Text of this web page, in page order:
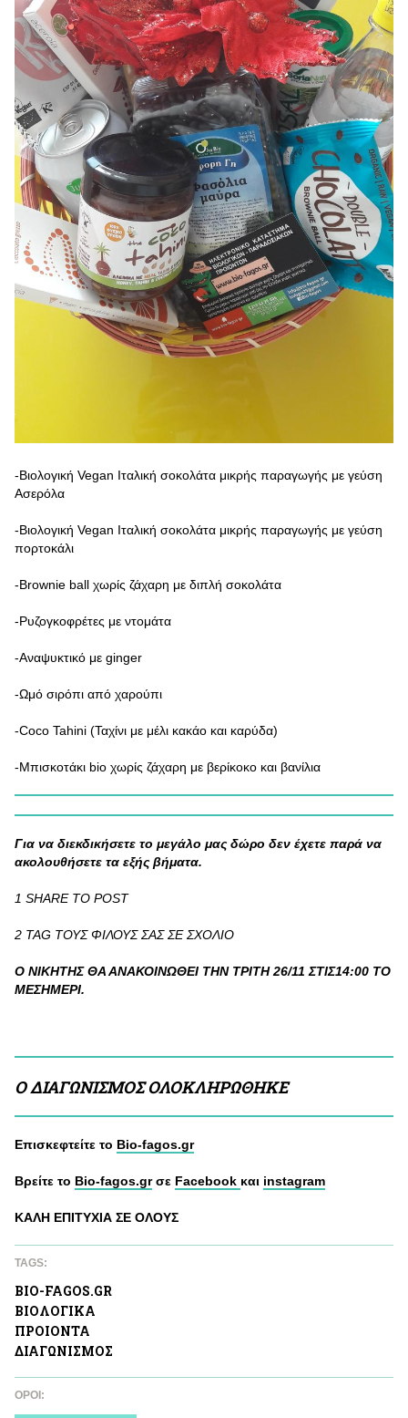
-Βιολογική Vegan Ιταλική σοκολάτα μικρής παραγωγής με γεύση
Ασερόλα
-Βιολογική Vegan Ιταλική σοκολάτα μικρής παραγωγής με γεύση
πορτοκάλι
-Brownie ball χωρίς ζάχαρη με διπλή σοκολάτα
-Ρυζογκοφρέτες με ντομάτα
-Αναψυκτικό με ginger
-Ωμό σιρόπι από χαρούπι
-Coco Tahini (Ταχίνι με μέλι κακάο και καρύδα)
-Μπισκοτάκι bio χωρίς ζάχαρη με βερίκοκο και βανίλια
Για να διεκδικήσετε το μεγάλο μας δώρο δεν έχετε παρά να
ακολουθήσετε τα εξής βήματα.
1 SHARE ΤΟ POST
2 TAG ΤΟΥΣ ΦΙΛΟΥΣ ΣΑΣ ΣΕ ΣΧΟΛΙΟ
Ο ΝΙΚΗΤΗΣ ΘΑ ΑΝΑΚΟΙΝΩΘΕΙ ΤΗΝ ΤΡΙΤΗ 26/11 ΣΤΙΣ14:00 TO
MEΣΗΜΕΡΙ.
Ο ΔΙΑΓΩΝΙΣΜΟΣ ΟΛΟΚΛΗΡΩΘΗΚΕ
Επισκεφτείτε το Βio-fagos.gr
Βρείτε το Βio-fagos.grσε Facebook και instagram
ΚΑΛΗ ΕΠΙΤΥΧΙΑ ΣΕ ΟΛΟΥΣ
TAGS:
ΒIO-FAGOS.GR
ΒΙΟΛΟΓΙΚA
ΠΡΟΙΟΝΤΑ
ΔΙΑΓΩΝΙΣΜΟΣ
ΌΡΟΙ: